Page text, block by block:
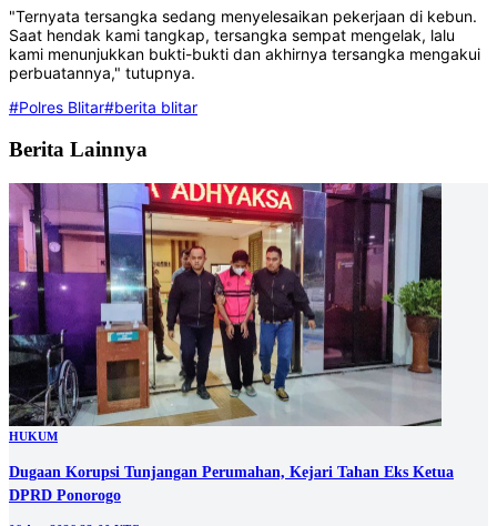
"Ternyata tersangka sedang menyelesaikan pekerjaan di kebun.
Saat hendak kami tangkap, tersangka sempat mengelak, lalu
kami menunjukkan bukti-bukti dan akhirnya tersangka mengakui
perbuatannya," tutupnya.
#Polres Blitar#berita blitar
Berita Lainnya
HUKUM
Dugaan Korupsi Tunjangan Perumahan, Kejari Tahan Eks Ketua
DPRD Ponorogo